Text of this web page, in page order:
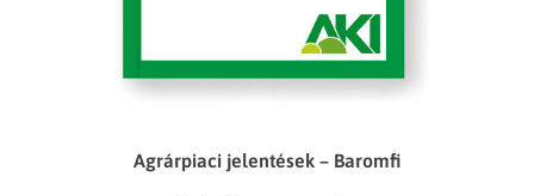
Agrárpiaci jelentések – Baromfi